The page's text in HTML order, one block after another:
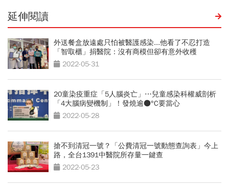
延伸閱讀
外送餐盒放遠處只怕被醫護感染...他看了不忍打造
「智取櫃」捐醫院：沒有商模但卻有意外收穫
2022-05-31
20童染疫重症「5人腦炎亡」⋯兒童感染科權威剖析
「4大腦病變機制」！發燒逾●°C要當心
2022-05-28
搶不到清冠一號？「公費清冠一號動態查詢表」今上
路，全台1391中醫院所存量一鍵查
2022-05-23